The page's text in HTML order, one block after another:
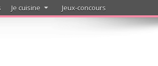
Je cuisine Jeux-concours